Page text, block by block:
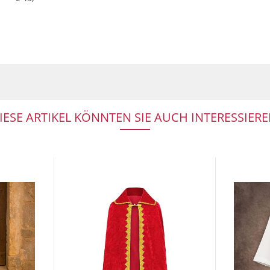
ARTIKEL KÖNNTEN SIE AUCH